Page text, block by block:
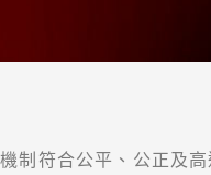
制符合公平、公正及高